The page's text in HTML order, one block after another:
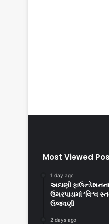
Most Viewed
1 day ago
અદાણી
ઉમરપાડામાં ‘વિશ્વ
ઉજવણી
2 days ago